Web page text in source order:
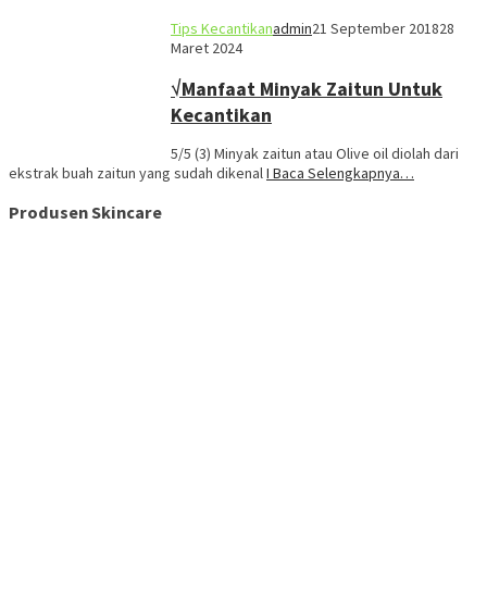
Tips Kecantikanadmin21 September 201828
Maret 2024
√Manfaat Minyak Zaitun Untuk
Kecantikan
5/5 (3) Minyak zaitun atau Olive oil diolah dari
ekstrak buah zaitun yang sudah dikenalI Baca Selengkapnya…
Produsen Skincare